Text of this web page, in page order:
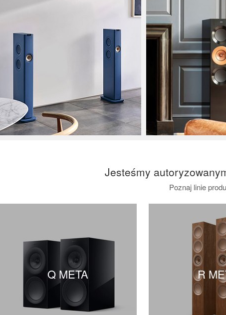
Jesteśmy
Poznaj linie
Q META R